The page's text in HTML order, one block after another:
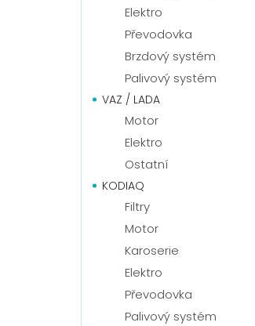
Elektro
Převodovka
Brzdový systém
Palivový systém
VAZ / LADA
Motor
Elektro
Ostatní
KODIAQ
Filtry
Motor
Karoserie
Elektro
Převodovka
Palivový systém